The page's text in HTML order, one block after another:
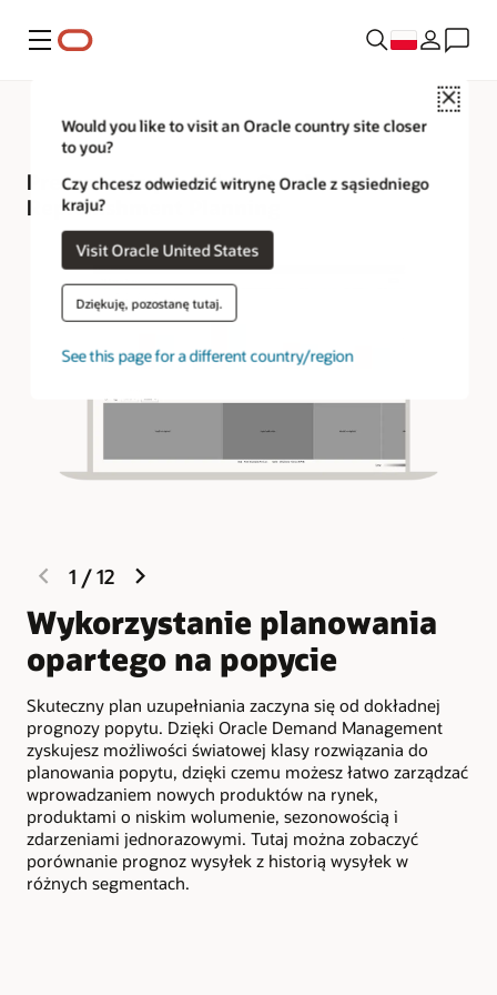
Menu
Close
Would you like to visit an Oracle country site closer
to you?
Czy chcesz odwiedzić witrynę Oracle z sąsiedniego
kraju?
Visit Oracle United States
Dziękuję, pozostanę tutaj.
See this page for a different country/region
Prezentacja produktu Oracle
Replenishment Planning
previous
slide
1 /12
Wykorzystanie planowania
opartego na popycie
Skuteczny plan uzupełniania zaczyna się od dokładnej
prognozy popytu. Dzięki Oracle Demand Management
zyskujesz możliwości światowej klasy rozwiązania do
planowania popytu, dzięki czemu możesz łatwo zarządzać
wprowadzaniem nowych produktów na rynek,
produktami o niskim wolumenie, sezonowością i
zdarzeniami jednorazowymi. Tutaj można zobaczyć
porównanie prognoz wysyłek z historią wysyłek w
różnych segmentach.